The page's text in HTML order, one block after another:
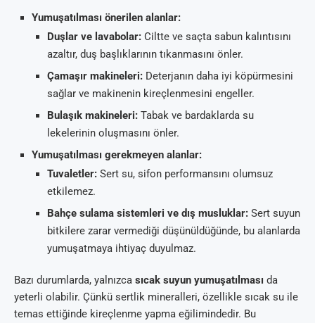
Yumuşatılması önerilen alanlar:
Duşlar ve lavabolar: Ciltte ve saçta sabun kalıntısını
azaltır, duş başlıklarının tıkanmasını önler.
Çamaşır makineleri: Deterjanın daha iyi köpürmesini
sağlar ve makinenin kireçlenmesini engeller.
Bulaşık makineleri: Tabak ve bardaklarda su
lekelerinin oluşmasını önler.
Yumuşatılması gerekmeyen alanlar:
Tuvaletler: Sert su, sifon performansını olumsuz
etkilemez.
Bahçe sulama sistemleri ve dış musluklar: Sert suyun
bitkilere zarar vermediği düşünüldüğünde, bu alanlarda
yumuşatmaya ihtiyaç duyulmaz.
Bazı durumlarda, yalnızca sıcak suyun yumuşatılması da
yeterli olabilir. Çünkü sertlik mineralleri, özellikle sıcak su ile
temas ettiğinde kireçlenme yapma eğilimindedir. Bu